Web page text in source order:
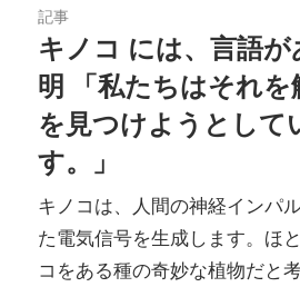
記事
キノコ には、言語が
明 「私たちはそれ
を見つけようとして
す。」
キノコは、人間の神経インパ
た電気信号を生成します。ほ
コをある種の奇妙な植物だと